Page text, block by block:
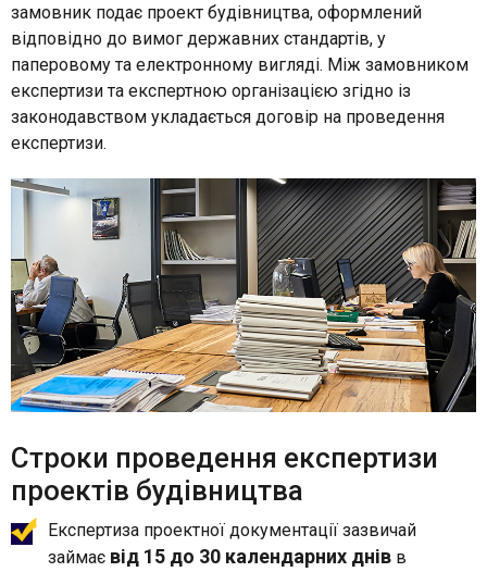
замовник подає проект будівництва, оформлений
відповідно до вимог державних стандартів, у
паперовому та електронному вигляді. Між замовником
експертизи та експертною організацією згідно із
законодавством укладається договір на проведення
експертизи.
Строки проведення експертизи
проектів будівництва
Експертиза проектної документації зазвичай
займає від 15 до 30 календарних днів в